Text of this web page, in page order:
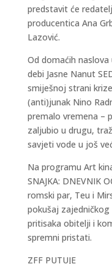
predstavit će
producentica Ana
Lazović.
Od domaćih
debi Jasne Nanut
smiješnoj strani
(anti)junak Nino
premalo vremena –
zaljubio u drugu,
savjeti vode u još
Na programu Art
SNAJKA: DNEVNIK
romski par, Teu i
pokušaj
pritisaka obitelji i
spremni pristati.
ZFF PUTUJE